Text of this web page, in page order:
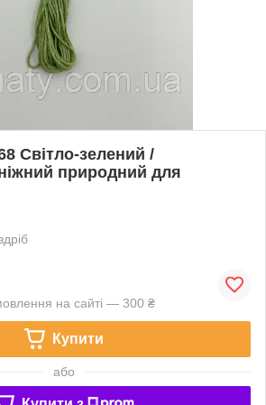
Світло-зелений /
природний для
на сайті — 300 ₴
Купити
або